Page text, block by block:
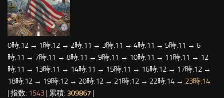
0時:12 → 1時:12 → 2時:11 → 3時:11 → 4時:11 → 5時:11 → 6
時:11 → 7時:11 → 8時:11 → 9時:11 → 10時:11 → 11時:11 → 12
時:11 → 13時:11 → 14時:11 → 15時:11 → 16時:12 → 17時:12 →
18時:12 → 19時:12 → 20時:12 → 21時:12 → 22時:14 → 23時:14
| 指数: 1543 | 累積: 309867 |